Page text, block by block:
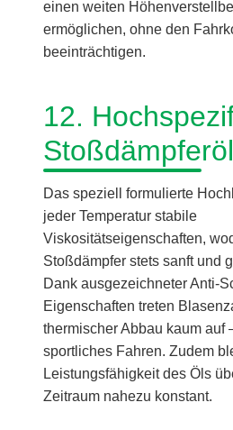
einen weiten
ermöglichen, ohne den
beeinträchtigen.
12.
Stoßdämpferöl
Das speziell formulierte
jeder Temperatur stabile
Viskositätseigenschaften,
Stoßdämpfer stets sanft und
Dank ausgezeichneter Anti-
Eigenschaften treten
thermischer Abbau kaum auf
sportliches Fahren. Zudem
Leistungsfähigkeit des Öls
Zeitraum nahezu konstant.